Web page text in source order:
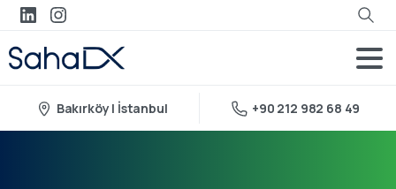
Bakırköy | İstanbul +90 212 982 68 49